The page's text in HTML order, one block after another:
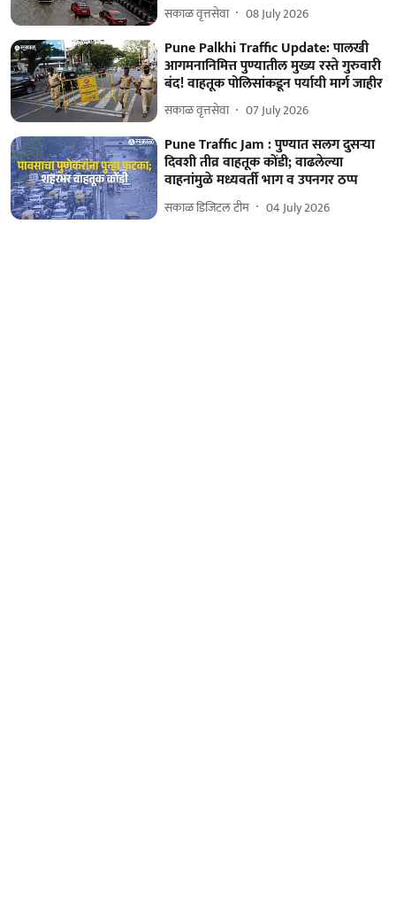
सकाळ वृत्तसेवा 08 July 2026
Pune Palkhi Traffic Update: पालखी
आगमनानिमित्त पुण्यातील मुख्य रस्ते गुरुवारी
बंद! वाहतूक पोलिसांकडून पर्यायी मार्ग जाहीर
सकाळ वृत्तसेवा 07 July 2026
Pune Traffic Jam : पुण्यात सलग दुसऱ्या
दिवशी तीव्र वाहतूक कोंडी; वाढलेल्या
वाहनांमुळे मध्यवर्ती भाग व उपनगर ठप्प
सकाळ डिजिटल टीम 04 July 2026